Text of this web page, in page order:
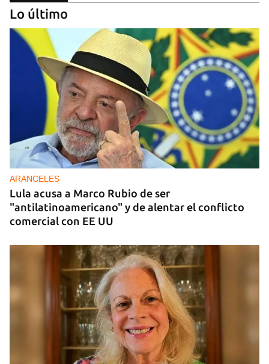
REPRESIÓN
Los creadores de El4tico cumplen seis meses
presos sin fecha de juicio
Lo último
ARANCELES
Lula acusa a Marco Rubio de ser
"antilatinoamericano" y de alentar el conflicto
comercial con EE UU